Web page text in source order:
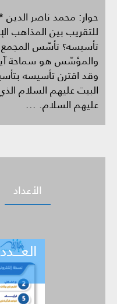
حوار: محمد ناصر
للتقريب بين المذاهب
والمؤسّس هو سماحة آية
وقد اقترن تأسيسه
البيت عليهم السلام
عليهم السلام. ...
الأعداد